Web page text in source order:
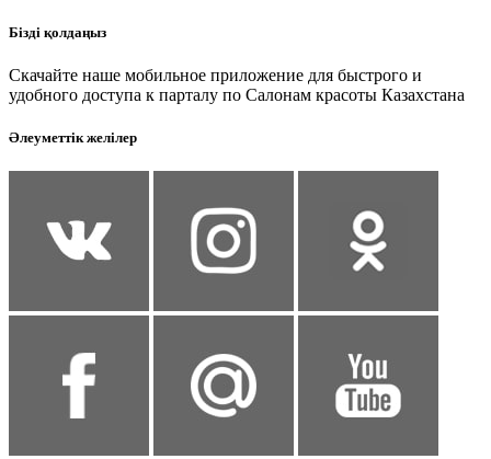
Бізді қолдаңыз
Скачайте наше мобильное приложение для быстрого и
удобного доступа к парталу по Салонам красоты Казахстана
Әлеуметтік желілер